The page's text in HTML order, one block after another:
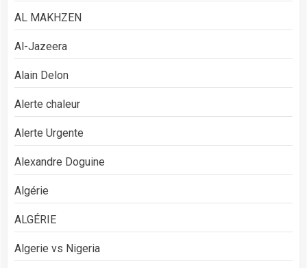
AL MAKHZEN
Al-Jazeera
Alain Delon
Alerte chaleur
Alerte Urgente
Alexandre Doguine
Algérie
ALGÉRIE
Algerie vs Nigeria